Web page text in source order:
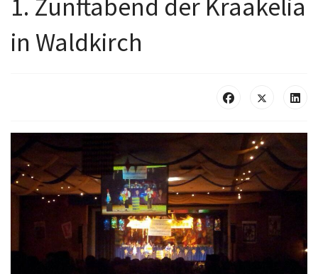
1. Zunftabend der Kraakelia
in Waldkirch